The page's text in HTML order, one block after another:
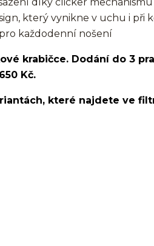
který vynikne v uchu i při
každodenní nošení
krabičce. Dodání do 3
Kč.
které najdete ve